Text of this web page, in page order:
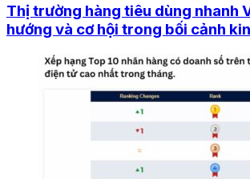
Thị trường hàng tiêu dùng nhanh
hướng và cơ hội trong bối cảnh